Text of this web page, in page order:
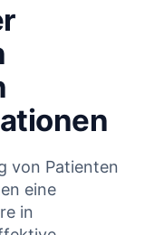
von Patienten
eine
‌in